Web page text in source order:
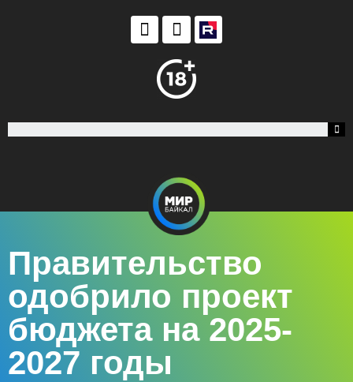
Правительство
одобрило проект
бюджета на 2025-
2027 годы